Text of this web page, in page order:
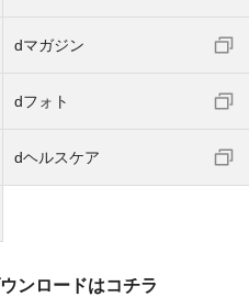
dマガジン
dフォト
dヘルスケア
ンロードはコチラ